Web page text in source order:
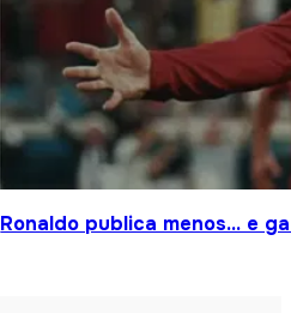
Ronaldo publica menos… e